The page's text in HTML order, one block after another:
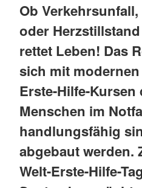
Ob
oder
rettet Leben! Das
sich mit
Erste-Hilfe-
Menschen im
handlungsfähig
abgebaut werden.
Welt-Erste-Hilfe-